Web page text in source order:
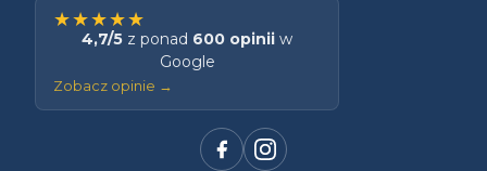
★★★★★
4,7/5 z ponad 600 opinii w
Google
Zobacz opinie →